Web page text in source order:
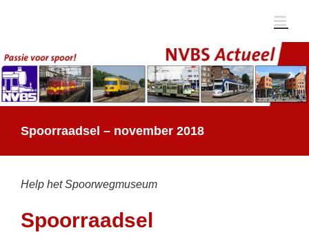
Spoorraadsel – november 2018
Help het Spoorwegmuseum
Spoorraadsel